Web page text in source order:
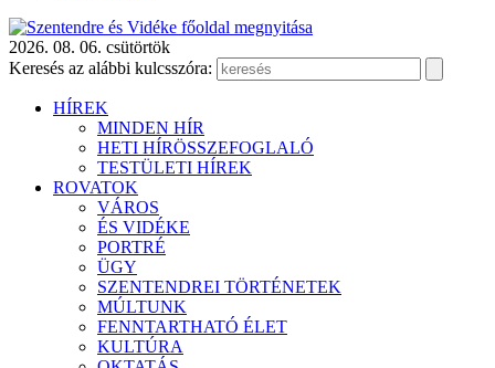
2026. 08. 06. csütörtök
Keresés az alábbi kulcsszóra:
HÍREK
MINDEN HÍR
HETI HÍRÖSSZEFOGLALÓ
TESTÜLETI HÍREK
ROVATOK
VÁROS
ÉS VIDÉKE
PORTRÉ
ÜGY
SZENTENDREI TÖRTÉNETEK
MÚLTUNK
FENNTARTHATÓ ÉLET
KULTÚRA